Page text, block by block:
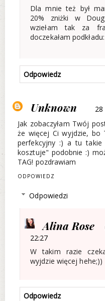
Dla mnie też był
20% zniżki w
wziełam tak za
doczekałam
Odpowiedz
Unknown
Jak zobaczyłam Twój
że więcej Ci wyjdzie,
perfekcyjny :) a tu
kosztuje" podobnie :)
TAG! pozdrawiam
ODPOWIEDZ
Odpowiedzi
Alina Rose
22:27
W takim razie
wyjdzie więcej hehe;))
Odpowiedz